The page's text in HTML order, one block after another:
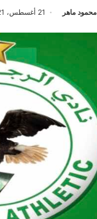
محمود ماهر 21 أغسطس، 2021